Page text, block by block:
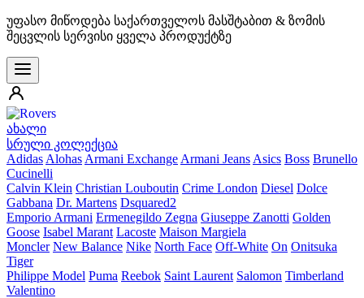
უფასო მიწოდება საქართველოს მასშტაბით & ზომის
შეცვლის სერვისი ყველა პროდუქტზე
ახალი
სრული კოლექცია
Adidas Alohas Armani Exchange Armani Jeans Asics Boss Brunello
Cucinelli
Calvin Klein Christian Louboutin Crime London Diesel Dolce
Gabbana Dr. Martens Dsquared2
Emporio Armani Ermenegildo Zegna Giuseppe Zanotti Golden
Goose Isabel Marant Lacoste Maison Margiela
Moncler New Balance Nike North Face Off-White On Onitsuka
Tiger
Philippe Model Puma Reebok Saint Laurent Salomon Timberland
Valentino